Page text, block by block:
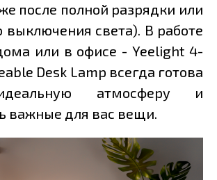
после полной разрядки или
выключения света). В работе
или в офисе - Yeelight 4-
Desk Lamp всегда готова
атмосферу и
важные для вас вещи.